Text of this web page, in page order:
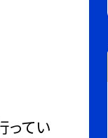
ってい